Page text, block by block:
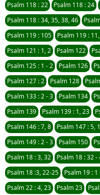
Psalm 118 : 22
Psalm 118 : 24
Psalm 118 : 34, 35, 38, 46
Psalm 119 : 105
Psalm 119 :
Psalm 121 : 1, 2
Psalm 122
Psalm 125 : 1 - 2
Psalm 126
Psalm 127 : 2
Psalm 128
Psalm 133 : 2 - 3
Psalm 134
Psalm 139
Psalm 139 : 1, 23
Psalm 146 : 7, 8
Psalm 147 : 5,
Psalm 149 : 2 - 3
Psalm 150
Psalm 18 : 3, 32
Psalm 18 : 32 -
Psalm 18 :3, 22-25
Psalm 19 : 1
Psalm 22 : 4, 23
Psalm 23